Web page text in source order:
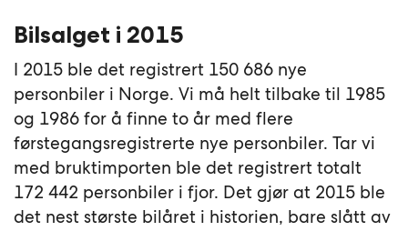
Bilsalget i 2015
I 2015 ble det registrert 150 686 nye
personbiler i Norge. Vi må helt tilbake til 1985
og 1986 for å finne to år med flere
førstegangsregistrerte nye personbiler. Tar vi
med bruktimporten ble det registrert totalt
172 442 personbiler i fjor. Det gjør at 2015 ble
det nest største bilåret i historien, bare slått av